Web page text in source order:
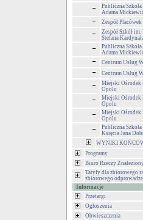
Publiczna
Adama
Zespół
Zespół Szkół
Stefana
Publiczna
Adama
Centrum Usług
Centrum Usług
Miejski Ośrodek
Opolu
Miejski Ośrodek
Opolu
Miejski Ośrodek
Opolu
Publiczna
Księcia Jana
WYNIKI
Programy
Biuro Rzeczy
Tatyfy dla zbiorowego
zbiorowego
Informacje
Przetargi
Ogłoszenia
Obwieszczenia